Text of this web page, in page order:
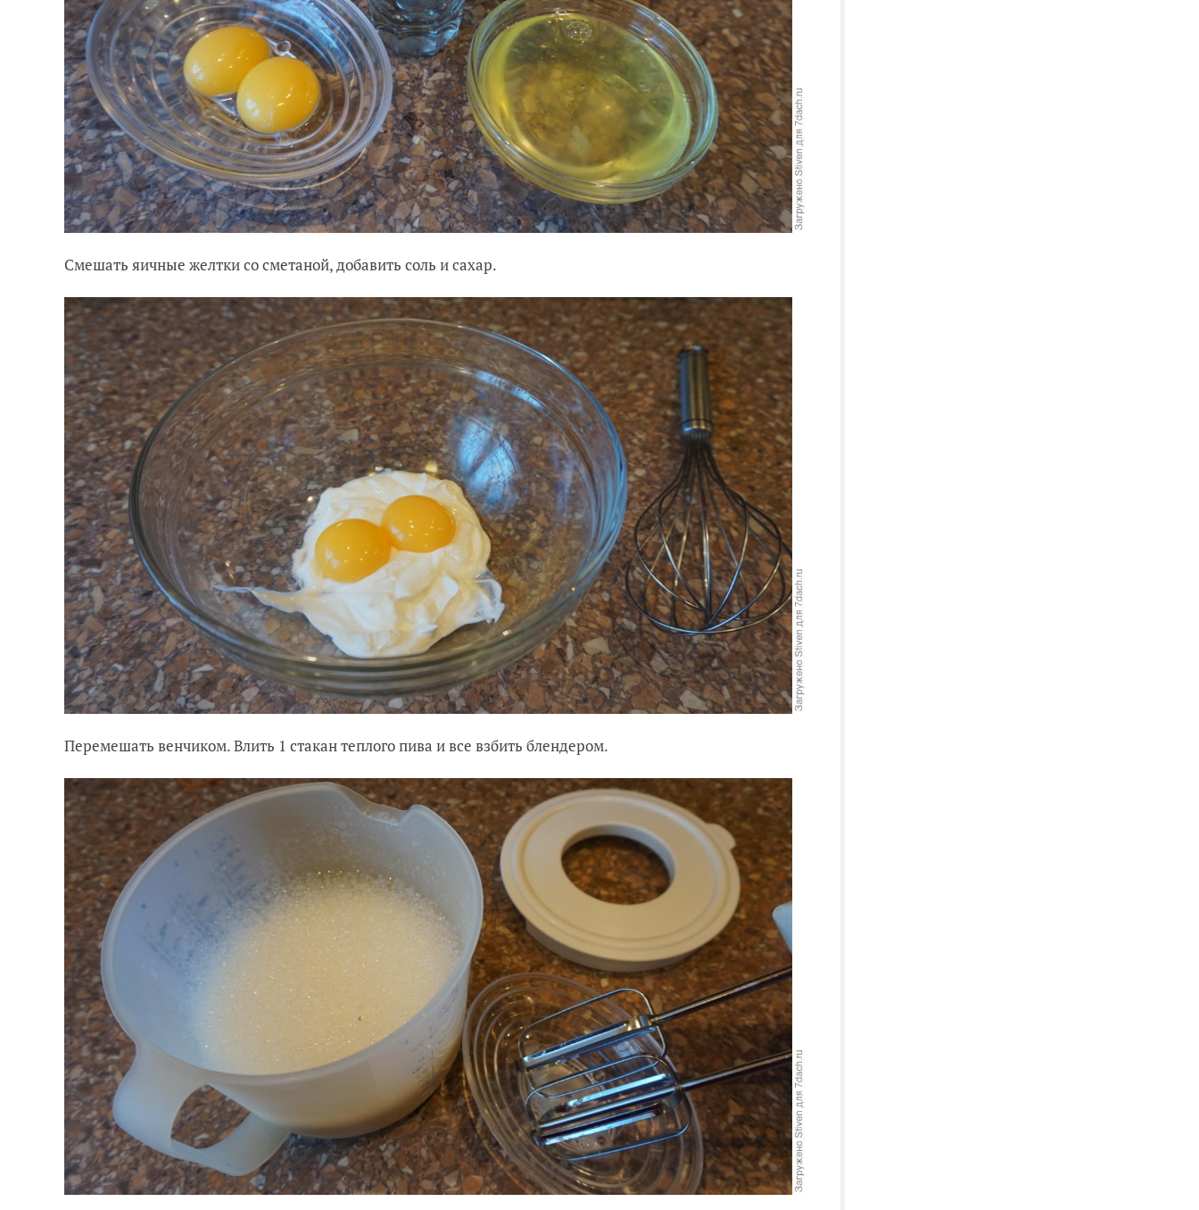
Смешать яичные желтки со сметаной, добавить соль и сахар.
Перемешать венчиком. Влить 1 стакан теплого пива и все взбить блендером.